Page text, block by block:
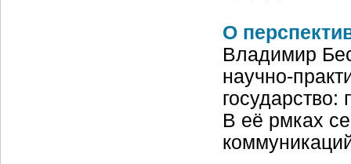
О
Владимир
научно-
В её рмках